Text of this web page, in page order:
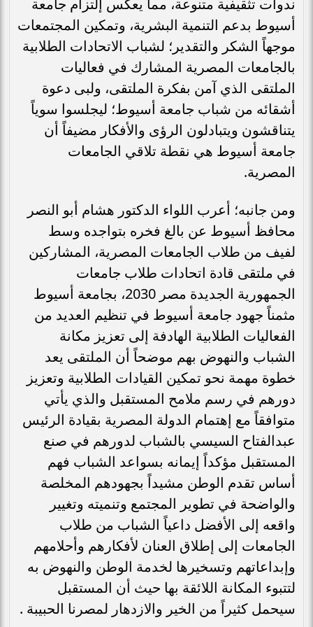
أسيوط بدعم التنمية البشرية، وتمكين المجتمعات
موجهاً الشكر والتقدير؛ لشباب الاتحادات الطلابية
بالجامعات المصرية المشارك في فعاليات
الملتقى الذي آمن بفكرة الملتقى، ولبى دعوة
أشقائه من شباب جامعة أسيوط؛ ليجلسوا سوياً
يتناقشون ويتبادلون الرؤى والأفكار مضيفاً أن
جامعة أسيوط هي نقطة تلاقي الجامعات
المصرية.
ومن جانبه؛ أعرب اللواء الدكتور هشام أبو النصر
محافظ أسيوط عن بالغ فخره بتواجده وسط
لفيف من طلاب الجامعات المصرية، المشاركين
في ملتقى قادة اتحادات طلاب جامعات
الجمهورية الجديدة مصر 2030، بجامعة أسيوط
مثمناً جهود جامعة أسيوط في تنظيم العديد من
الفعاليات الطلابية الهادفة إلى تعزيز مكانة
الشباب والنهوض بهم موضحاً أن الملتقى يعد
خطوة مهمة نحو تمكين القيادات الطلابية وتعزيز
دورهم في رسم ملامح المستقبل والذي يأتي
متوافقاً مع إهتمام الدولة المصرية بقيادة الرئيس
عبدالفتاح السيسي بالشباب لدورهم في صنع
المستقبل مؤكداً إيمانه بسواعد الشباب فهم
أساس تقدم الوطن مشيداً بجهودهم المخلصة
والواضحة في تطوير المجتمع وتنميته وتغيير
واقعه إلى الأفضل داعياً الشباب من طلاب
الجامعات إلى إطلاق العنان لأفكارهم وأحلامهم
وإبداعاتهم وتسخيرها لخدمة الوطن والنهوض به
لتتبوء المكانة اللائقة بها حيث أن المستقبل
سيحمل كثيراً من الخير والازدهار لمصرنا الحبيبة .